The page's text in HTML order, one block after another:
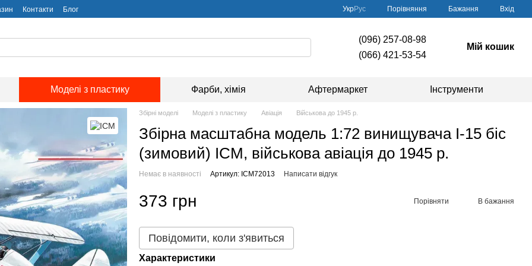
Контакти Блог УкрРус Порівняння Бажання Вхід
(096) 257-08-98
(066) 421-53-54
Мій кошик
Моделі з пластику Фарби, хімія Афтермаркет Інструменти
Збірні моделі Моделі з пластику Авіація Військова до 1945 р.
Збірна масштабна модель 1:72 винищувача І-15 біс
(зимовий) ICM, військова авіація до 1945 р.
Немає в наявності Артикул: ICM72013 Написати відгук
373 грн Порівняти В бажання
Повідомити, коли з'явиться
Характеристики